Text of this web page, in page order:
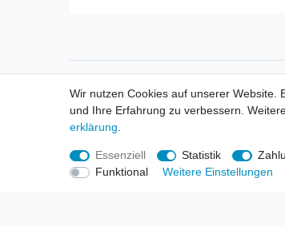
Informationen
Neukunden / New Accounts
Zahlung
Versandkosten
Entsorgungs- & Umweltbestimmungen
Größentabellen
Wir nutzen Cookies auf unserer Website.
und Ihre Erfahrung zu verbessern.
erklärung
Essenziell Statistik
Funktional
Weitere Einstellungen